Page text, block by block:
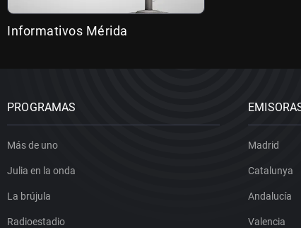
Informativos Mérida
PROGRAMAS
Más de uno
Julia en la onda
La brújula
Radioestadio
Madrid
Catalunya
Andalucía
Valencia